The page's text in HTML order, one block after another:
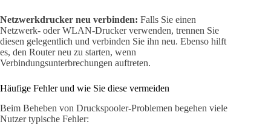
Netzwerkdrucker neu verbinden: Falls Sie einen
Netzwerk- oder WLAN-Drucker verwenden, trennen Sie
diesen gelegentlich und verbinden Sie ihn neu. Ebenso hilft
es, den Router neu zu starten, wenn
Verbindungsunterbrechungen auftreten.
Häufige Fehler und wie Sie diese vermeiden
Beim Beheben von Druckspooler-Problemen begehen viele
Nutzer typische Fehler: